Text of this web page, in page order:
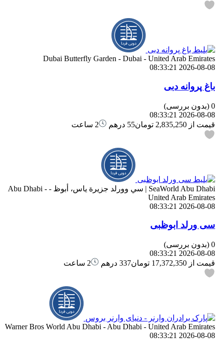
Dubai Butterfly Garden - Dubai - United Arab Emirates
2026-08-08 08:33:21
باغ پروانه دبی
0 (بدون بررسی)
2026-08-08 08:33:21
قیمت از
55 درهم 2 ساعت
SeaWorld Abu Dhabi | سي وورلد جزيرة ياس، أبوظ - Abu Dhabi -
United Arab Emirates
2026-08-08 08:33:21
سی ورلد ابوظبی
0 (بدون بررسی)
2026-08-08 08:33:21
قیمت از
337 درهم 2 ساعت
Warner Bros World Abu Dhabi - Abu Dhabi - United Arab Emirates
2026-08-08 08:33:21